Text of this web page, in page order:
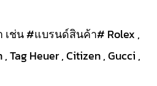
เช่น #แบรนด์สินค้า# Rolex ,
Tag Heuer , Citizen , Gucci ,